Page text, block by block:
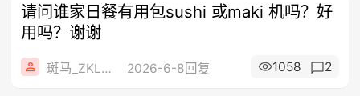
请问谁家日餐有用包sushi 或maki 机吗？好
用吗？谢谢
斑马_ZKLLw 2026-6-8回复 1058 2